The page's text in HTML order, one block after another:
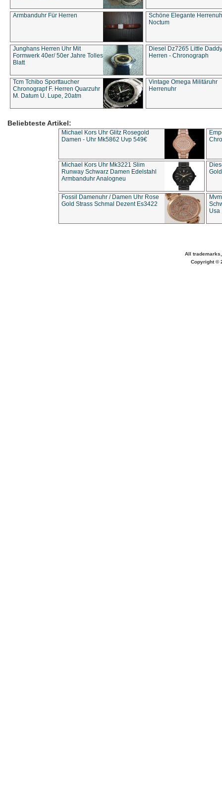
Armbanduhr Für Herren
Schöne Elegante
Noctum
Junghans Herren Uhr Mit
Formwerk 40er/ 50er Jahre Tolles
Blatt
Diesel Dz7265 Little Daddy
Herren - Chronograph
Tcm Tchibo Sporttaucher
Chronograpf F. Herren Quarzuhr
M. Datum U. Lupe, 20atm
Vintage Omega Militäruhr
Herrenuhr
Beliebteste Artikel:
Michael Kors Uhr Glitz Rosegold
Damen - Uhr Mk5862 Uvp 549€
Michael Kors Uhr Mk3221 Slim
Runway Schwarz Damen Edelstahl
Armbanduhr Analogneu
Fossil Damenuhr / Damen Uhr Rose
Gold Strass Schmal Dezent Es3422
Usa
All
Copyright ©